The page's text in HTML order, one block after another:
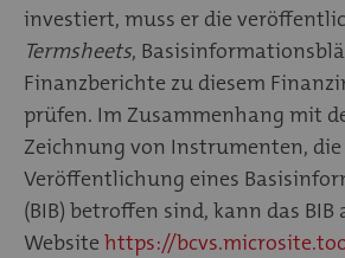
investiert, muss er die
Termsheets,
Finanzberichte zu diesem
prüfen. Im Zusammenhang mit
Zeichnung von Instrumenten,
Veröffentlichung eines
(BIB) betroffen sind, kann das BIB
Website https://